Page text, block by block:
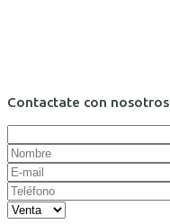
Contactate con nosotros